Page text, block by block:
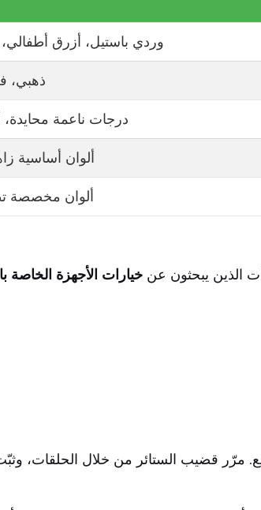
وردي باستيل، أزرق أطفالي،
ذهبي،
درجات ناعمة
ألوان أساسية
ألوان مخصصة
الذين يبحثون عن خيارات الأجهزة الخاصة
مرّر قضيب الستائر من خلال الحلقات، وثبّت